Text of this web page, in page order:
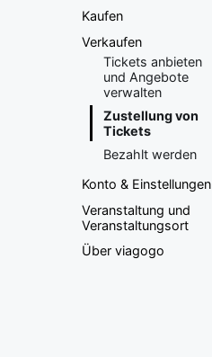
Kaufen
Verkaufen
Tickets anbieten
und Angebote
verwalten
Zustellung von
Tickets
Bezahlt werden
Konto & Einstellungen
Veranstaltung und
Veranstaltungsort
Über viagogo